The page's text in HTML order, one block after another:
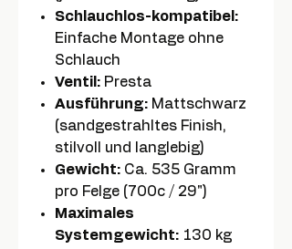
Schlauchlos-kompatibel:
Einfache Montage ohne
Schlauch
Ventil: Presta
Ausführung: Mattschwarz
(sandgestrahltes Finish,
stilvoll und langlebig)
Gewicht: Ca. 535 Gramm
pro Felge (700c / 29")
Maximales
Systemgewicht: 130 kg